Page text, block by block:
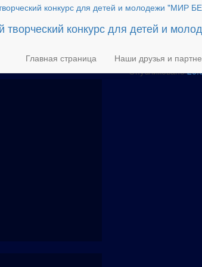
творческий конкурс для детей и
Главная страница Наши друзья и
Опубликовано